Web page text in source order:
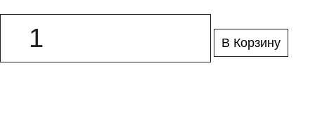
В Корзину